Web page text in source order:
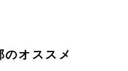
のオススメ